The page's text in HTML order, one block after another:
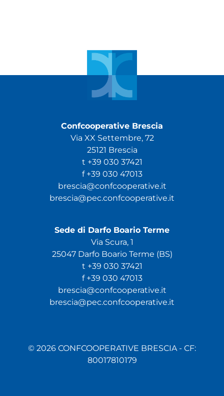
Confcooperative Brescia
Via XX Settembre, 72
25121 Brescia
t +39 030 37421
f +39 030 47013
brescia@confcooperative.it
brescia@pec.confcooperative.it
Sede di Darfo Boario Terme
Via Scura, 1
25047 Darfo Boario Terme (BS)
t +39 030 37421
f +39 030 47013
brescia@confcooperative.it
brescia@pec.confcooperative.it
© 2026 CONFCOOPERATIVE BRESCIA - CF:
80017810179